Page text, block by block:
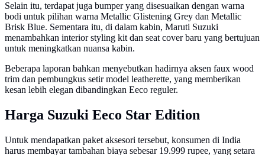
Selain itu, terdapat juga bumper yang disesuaikan dengan warna
bodi untuk pilihan warna Metallic Glistening Grey dan Metallic
Brisk Blue. Sementara itu, di dalam kabin, Maruti Suzuki
menambahkan interior styling kit dan seat cover baru yang bertujuan
untuk meningkatkan nuansa kabin.
Beberapa laporan bahkan menyebutkan hadirnya aksen faux wood
trim dan pembungkus setir model leatherette, yang memberikan
kesan lebih elegan dibandingkan Eeco reguler.
Harga Suzuki Eeco Star Edition
Untuk mendapatkan paket aksesori tersebut, konsumen di India
harus membayar tambahan biaya sebesar 19.999 rupee, yang setara